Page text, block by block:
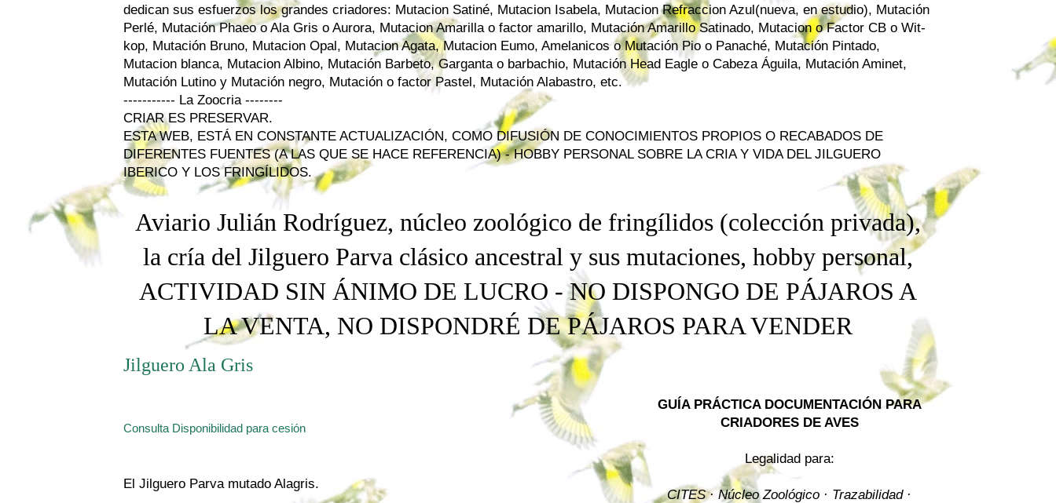
dedican sus esfuerzos los grandes criadores: Mutacion Satiné, Mutacion Isabela, Mutacion Refraccion Azul(nueva, en estudio), Mutación
Perlé, Mutación Phaeo o Ala Gris o Aurora, Mutacion Amarilla o factor amarillo, Mutación Amarillo Satinado, Mutacion o Factor CB o Wit-
kop, Mutación Bruno, Mutacion Opal, Mutacion Agata, Mutacion Eumo, Amelanicos o Mutación Pio o Panaché, Mutación Pintado,
Mutacion blanca, Mutacion Albino, Mutación Barbeto, Garganta o barbachio, Mutación Head Eagle o Cabeza Águila, Mutación Aminet,
Mutación Lutino y Mutación negro, Mutación o factor Pastel, Mutación Alabastro, etc.
----------- La Zoocria --------
CRIAR ES PRESERVAR.
ESTA WEB, ESTÁ EN CONSTANTE ACTUALIZACIÓN, COMO DIFUSIÓN DE CONOCIMIENTOS PROPIOS O RECABADOS DE
DIFERENTES FUENTES (A LAS QUE SE HACE REFERENCIA) - HOBBY PERSONAL SOBRE LA CRIA Y VIDA DEL JILGUERO
IBERICO Y LOS FRINGÍLIDOS.
Aviario Julián Rodríguez, núcleo zoológico de fringílidos (colección privada),
la cría del Jilguero Parva clásico ancestral y sus mutaciones, hobby personal,
ACTIVIDAD SIN ÁNIMO DE LUCRO - NO DISPONGO DE PÁJAROS A
LA VENTA, NO DISPONDRÉ DE PÁJAROS PARA VENDER
Jilguero Ala Gris
Consulta Disponibilidad para cesión
El Jilguero Parva mutado Alagris.
GUÍA PRÁCTICA DOCUMENTACIÓN PARA
CRIADORES DE AVES
Legalidad para:
CITES · Núcleo Zoológico · Trazabilidad ·